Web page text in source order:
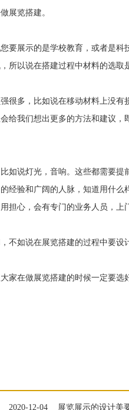
展览搭建。
展示的是学校教育，或者是科
所以说在搭建过程中材料的选取
多，比如说在移动材料上没有
给我们想出更多的方法和建议
说灯光，音响。这些都需要提
经验和广阔的人脉，知道用什
担心，会有专门的业务人员，上
如说在展览搭建的过程中要设
在做展览搭建的时候一定要选
2020-12-04 展览展示的设计美